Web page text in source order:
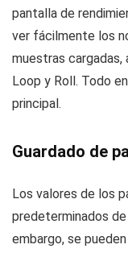
pantalla de
ver fácilmente los
muestras
Loop y Roll. Todo
principal.
Guardado de
Los valores de los
predeterminados
embargo, se